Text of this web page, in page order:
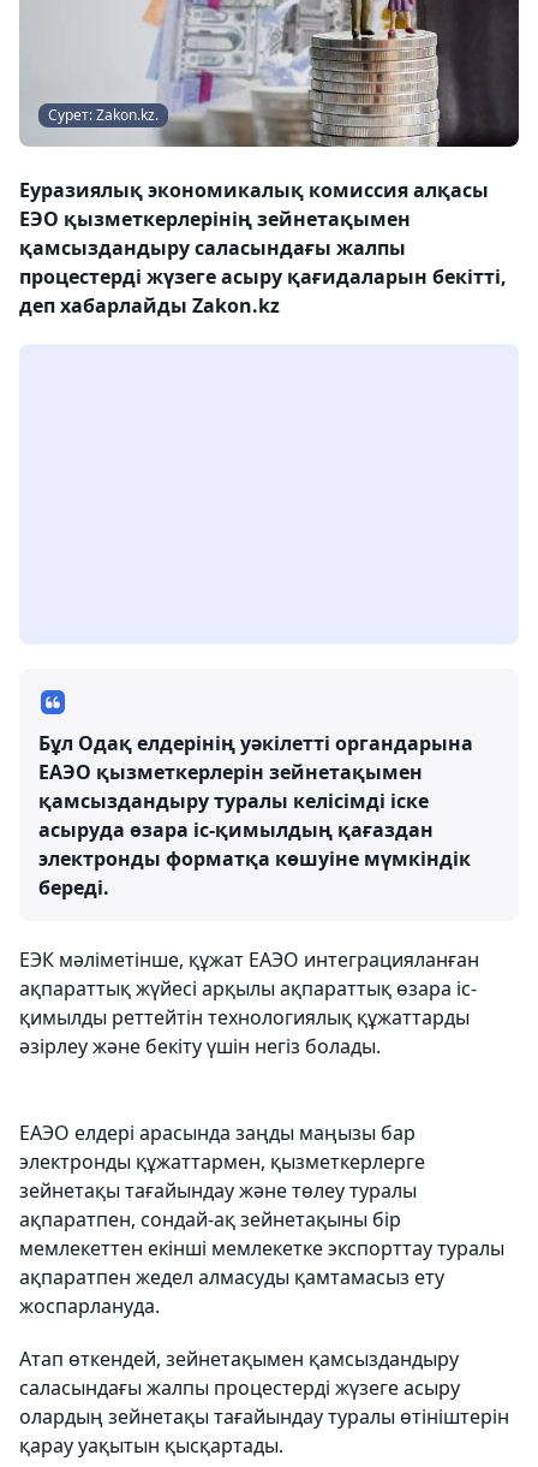
Сурет: Zakon.kz.
Еуразиялық экономикалық комиссия алқасы
ЕЭО қызметкерлерінің зейнетақымен
қамсыздандыру саласындағы жалпы
процестерді жүзеге асыру қағидаларын бекітті,
деп хабарлайды Zakon.kz
Бұл Одақ елдерінің уәкілетті органдарына
ЕАЭО қызметкерлерін зейнетақымен
қамсыздандыру туралы келісімді іске
асыруда өзара іс-қимылдың қағаздан
электронды форматқа көшуіне мүмкіндік
береді.
ЕЭК мәліметінше, құжат ЕАЭО интеграцияланған
ақпараттық жүйесі арқылы ақпараттық өзара іс-
қимылды реттейтін технологиялық құжаттарды
әзірлеу және бекіту үшін негіз болады.
ЕАЭО елдері арасында заңды маңызы бар
электронды құжаттармен, қызметкерлерге
зейнетақы тағайындау және төлеу туралы
ақпаратпен, сондай-ақ зейнетақыны бір
мемлекеттен екінші мемлекетке экспорттау туралы
ақпаратпен жедел алмасуды қамтамасыз ету
жоспарлануда.
Атап өткендей, зейнетақымен қамсыздандыру
саласындағы жалпы процестерді жүзеге асыру
олардың зейнетақы тағайындау туралы өтініштерін
қарау уақытын қысқартады.